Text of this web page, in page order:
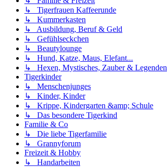
↳ Tigerfrauen Kaffeerunde
↳ Kummerkasten
↳ Ausbildung, Beruf & Geld
↳ Gefühlseckchen
↳ Beautylounge
↳ Hund, Katze, Maus, Elefant...
↳ Hexen, Mystisches, Zauber & Legenden
Tigerkinder
↳ Menschenjunges
↳ Kinder, Kinder
↳ Krippe, Kindergarten &amp; Schule
↳ Das besondere Tigerkind
Familie & Co
↳ Die liebe Tigerfamilie
↳ Grannyforum
Freizeit & Hobby
↳ Handarbeiten